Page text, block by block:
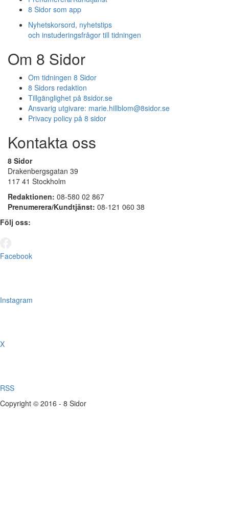
8 Sidor som app
Nyhetskorsord, nyhetstips
och instuderingsfrågor till tidningen
Om 8 Sidor
Om tidningen 8 Sidor
8 Sidors redaktion
Tillgänglighet på 8sidor.se
Ansvarig utgivare: marie.hillblom@8sidor.se
Privacy policy på 8 sidor
Kontakta oss
8 Sidor
Drakenbergsgatan 39
117 41 Stockholm
Redaktionen: 08-580 02 867
Prenumerera/Kundtjänst: 08-121 060 38
Följ oss:
Facebook
Instagram
X
RSS
Copyright © 2016 - 8 Sidor